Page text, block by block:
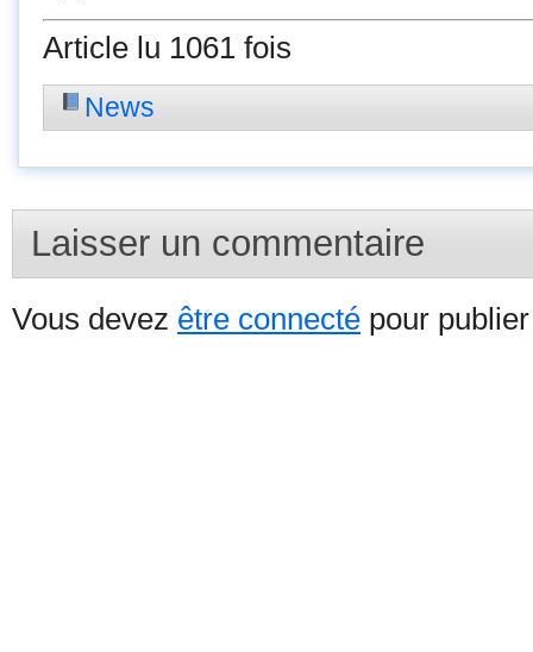
Article lu 1061 fois
News
Laisser un commentaire
Vous devez être connecté pour